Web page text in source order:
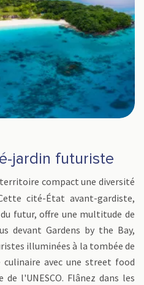
jardin futuriste
compact une diversité
cité-État avant-gardiste,
futur, offre une multitude de
devant Gardens by the Bay,
illuminées à la tombée de
culinaire avec une street food
l'UNESCO. Flânez dans les